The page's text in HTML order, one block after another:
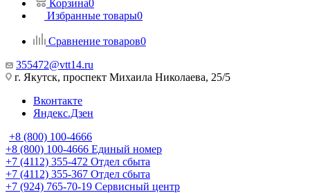
Корзина0
Избранные товары0
Сравнение товаров0
355472@vtt14.ru
г. Якутск, проспект Михаила Николаева, 25/5
Вконтакте
Яндекс.Дзен
+8 (800) 100-4666
+8 (800) 100-4666 Единый номер
+7 (4112) 355-472 Отдел сбыта
+7 (4112) 355-367 Отдел сбыта
+7 (924) 765-70-19 Сервисный центр